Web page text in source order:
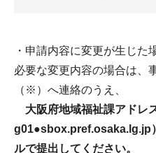
・申請内容に変更が生じた
必要な変更内容の場合は、
（※）へ連絡のうえ、
大阪府地域福祉課アド
g01●sbox.pref.osaka.lg.jp
ルで提出してください。